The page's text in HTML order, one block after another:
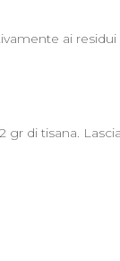
ai residui
di tisana.